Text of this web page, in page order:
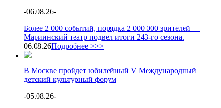
-06.08.26-
Более 2 000 событий, порядка 2 000 000 зрителей —
Мариинский театр подвел итоги 243-го сезона.
06.08.26Подробнее >>>
В Москве пройдет юбилейный V Международный
детский культурный форум
-05.08.26-